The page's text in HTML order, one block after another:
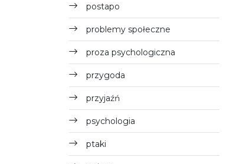
postapo
problemy społeczne
proza psychologiczna
przygoda
przyjaźń
psychologia
ptaki